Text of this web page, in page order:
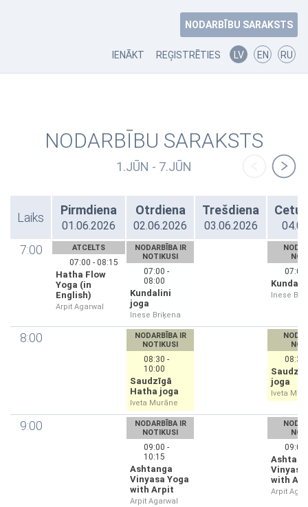
NODARBĪBU SARAKSTS
IENĀKT REĢISTRĒTIES LV EN RU
NODARBĪBU SARAKSTS
1.JŪN - 7.JŪN
Laiks
Pirmdiena
01.06.2026
Otrdiena
02.06.2026
Trešdiena
03.06.2026
7:00 ATCELTS
07:00 - 08:15
Hatha Flow
Yoga (in
English)
Arpit Agarwal
NODARBĪBA IR
NOTIKUSI
07:00 -
08:00
Kundalini
joga
Inese Briķena
07:00
Inese
8:00
NODARBĪBA IR
NOTIKUSI
08:30 -
10:00
Saudzīgā
Hatha joga
Iveta Murāne
08:30
joga
Iveta
9:00
NODARBĪBA IR
NOTIKUSI
09:00 -
10:15
Ashtanga
Vinyasa Yoga
with Arpit
Arpit Agarwal
09:00
Vinyasa
with
Arpit